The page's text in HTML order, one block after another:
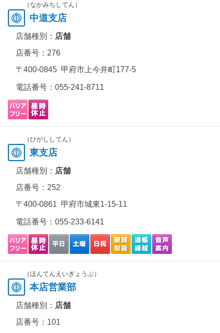
（なかみちしてん）
中道支店
店舗種別： 店舗
店番号：276
〒400-0845 甲府市上今井町177-5
電話番号： 055-241-8711
（ひがししてん）
東支店
店舗種別： 店舗
店番号：252
〒400-0861 甲府市城東1-15-11
電話番号： 055-233-6141
（ほんてんえいぎょうぶ）
本店営業部
店舗種別： 店舗
店番号：101